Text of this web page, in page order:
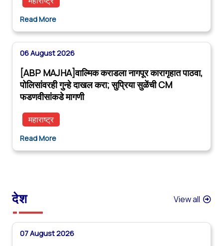
Read More
06 August 2026
[ABP MAJHA]वाल्मिक कराडला नागपूर कारागृहात पाठवा,
पोलिसांवरही गुन्हे दाखल करा; सुप्रिया सुळेंची CM
फडणवीसांकडे मागणी
महाराष्ट्र
Read More
देश View all
07 August 2026